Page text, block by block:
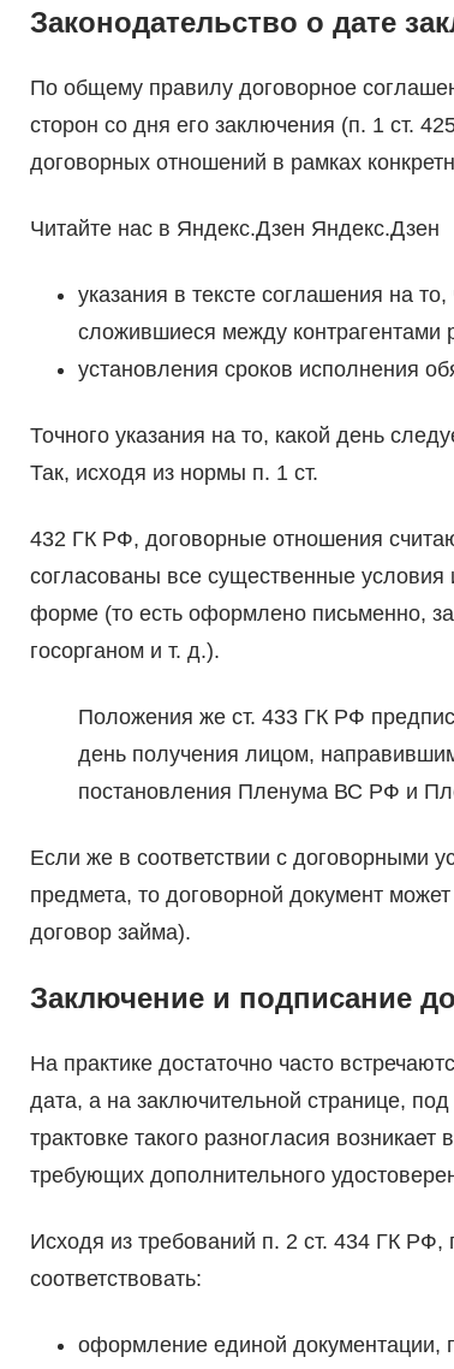
Законодательство о дате
По общему правилу договорное
сторон со дня его заключения (п. 1 ст.
договорных отношений в рамках
Читайте нас в Яндекс.Дзен Яндекс.Дзен
указания в тексте соглашения на
сложившиеся между контрагентами
установления сроков исполнения
Точного указания на то, какой день
Так, исходя из нормы п. 1 ст.
432 ГК РФ, договорные отношения
согласованы все существенные условия
форме (то есть оформлено письменно,
госорганом и т. д.).
Положения же ст. 433 ГК РФ
день получения лицом,
постановления Пленума ВС РФ и
Если же в соответствии с договорными
предмета, то договорной документ
договор займа).
Заключение и подписание
На практике достаточно часто
дата, а на заключительной странице,
трактовке такого разногласия
требующих дополнительного
Исходя из требований п. 2 ст. 434 ГК
соответствовать:
оформление единой документации,